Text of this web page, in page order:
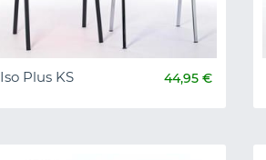
Iso Plus KS 44,95 €